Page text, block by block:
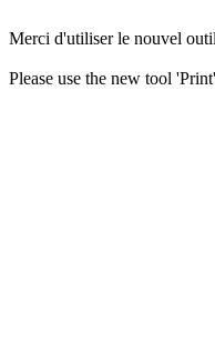
Merci d'utiliser le nouvel
Please use the new tool